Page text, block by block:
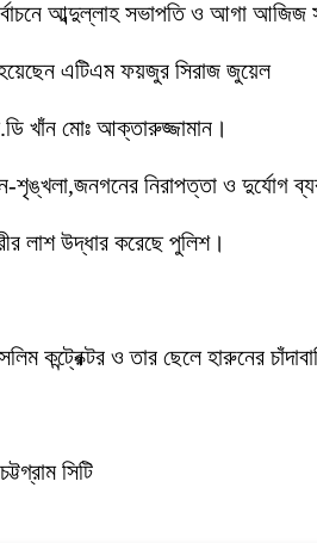
আব্দুল্লাহ সভাপতি ও আগা আজিজ
হয়েছেন এটিএম ফয়জুর সিরাজ জুয়েল
খাঁন মোঃ আক্তারুজ্জামান।
শৃঙ্খলা,জনগনের নিরাপত্তা ও দুর্যোগ
লাশ উদ্ধার করেছে পুলিশ।
কন্ট্রেক্টর ও তার ছেলে হারুনের
সিটি